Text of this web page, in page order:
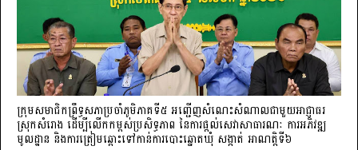
ក្រុមសមាជិកព្រឹទ្ធសភាប្រចាំភូមិភាគទី៥ អញ្ជើញសំណេះសំណាលជាមួយអាជ្ញាធរ
ស្រុកសំរោង ដើម្បីលើកកម្ពស់ប្រសិទ្ធភាព នៃការផ្តល់សេវាសាធារណៈ ការអភិវឌ្ឍ
មូលដ្ឋាន និងការត្រៀមឆ្ពោះទៅកាន់ការបោះឆ្នោតឃុំ សង្កាត់ អាណត្តិទី៦